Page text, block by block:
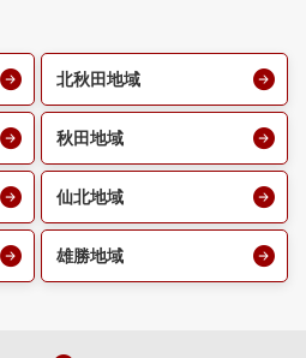
北秋田地域
秋田地域
仙北地域
雄勝地域